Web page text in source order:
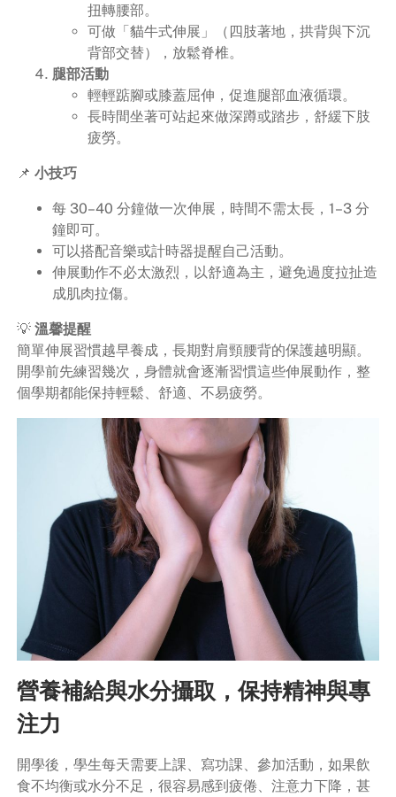
扭轉腰部。
可做「貓牛式伸展」（四肢著地，拱背與下沉
背部交替），放鬆脊椎。
腿部活動
輕輕踮腳或膝蓋屈伸，促進腿部血液循環。
長時間坐著可站起來做深蹲或踏步，舒緩下肢
疲勞。
📌 小技巧
每 30–40 分鐘做一次伸展，時間不需太長，1–3 分
鐘即可。
可以搭配音樂或計時器提醒自己活動。
伸展動作不必太激烈，以舒適為主，避免過度拉扯造
成肌肉拉傷。
💡 溫馨提醒
簡單伸展習慣越早養成，長期對肩頸腰背的保護越明顯。
開學前先練習幾次，身體就會逐漸習慣這些伸展動作，整
個學期都能保持輕鬆、舒適、不易疲勞。
營養補給與水分攝取，保持精神與專
注力
開學後，學生每天需要上課、寫功課、參加活動，如果飲
食不均衡或水分不足，很容易感到疲倦、注意力下降，甚